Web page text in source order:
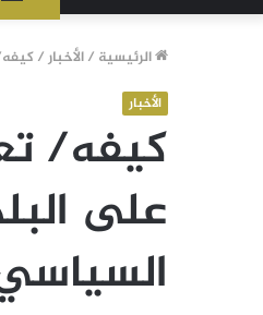
الرئيسية /الأخبار/
الأخبار
كيفه/
على